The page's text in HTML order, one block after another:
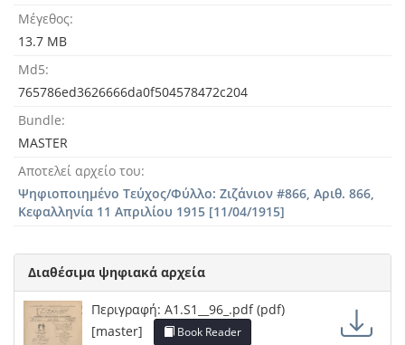
Μέγεθος
13.7 MB
Md5
765786ed3626666da0f504578472c204
Bundle
MASTER
Αποτελεί αρχείο του
Ψηφιοποιημένο Τεύχος/Φύλλο: Ζιζάνιον #866, Αριθ. 866,
Κεφαλληνία 11 Απριλίου 1915 [11/04/1915]
Διαθέσιμα ψηφιακά αρχεία
Περιγραφή: A1.S1__96_.pdf (pdf)
[master]
Book Reader